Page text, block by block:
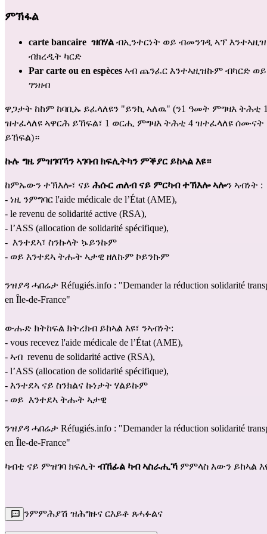
ምኽፋል
carte bancaire  ዝበሃል ብኢንተርነት ወይ ብመንገዲ ኣፕ
ብክረዲት ካርድ
Par carte ou en espèces ኣብ ጨንፈር እንተኣዚዝኩም ብካርድ
ገንዘብ
ዋጋታት ከከም ከባቢኡ ይፈላለዩን "ይንኪ ኣለዉ" (ን1 ዓመት ምግዛእ ትሕቲ
ዝተፈላለዩ ኣዋርሕ ይኸፍል፣ 1 ወርሒ ምግዛእ ትሕቲ 4 ዝተፈላለዩ ሰሙናት
ይኸፍል)።
ኩሉ ግዜ ምዝገባኻን ኣገባብ ክፍሊትካን ምቕያር ይከኣል እዩ።
ከምኡውን ተኽእሎ፣ ናይ ሕሱር ጠለብ ናይ ምርካብ ተኽእሎ ኣሎን ኣብነት :
- ነዚ ንምግባር l'aide médicale de l’État (AME),
- le revenu de solidarité active (RSA),
- l’ASS (allocation de solidarité spécifique),
-  እንተደኣ፣ ስንኩላት ኴይንኩም
- ወይ እንተደኣ ትሑት ኣታዊ ዘለኩም ኮይንኩም
ንዝያዳ ሓበሬታ Réfugiés.info : "Demander la réduction solidarité
en Île-de-France"
ውሑድ ክትከፍል ክትረክብ ይከኣል እዩ፣ ንኣብነት:
- vous recevez l'aide médicale de l’État (AME),
- ኣብ revenu de solidarité active (RSA),
- l’ASS (allocation de solidarité spécifique),
- እንተደኣ ናይ ስንክልና ኩነታት ሃልይኩም
- ወይ  እንተደኣ ትሑት ኣታዊ
ንዝያዳ ሓበሬታ Réfugiés.info : "Demander la réduction solidarité
en Île-de-France"
ካብቲ ናይ ምዝገባ ክፍሊት ብኸፊል ካብ ኣስራሒኻ ምምላስ እውን ይከኣል
ንምምሕያሽ ዝሕግዙና ርእይቶ ጸሓፉልና